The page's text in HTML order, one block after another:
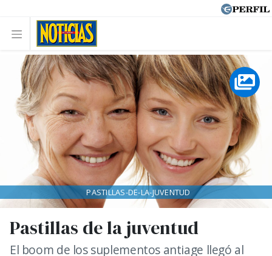
Pastillas de la juventud
El boom de los suplementos antiage llegó al
PASTILLAS-DE-LA-JUVENTUD